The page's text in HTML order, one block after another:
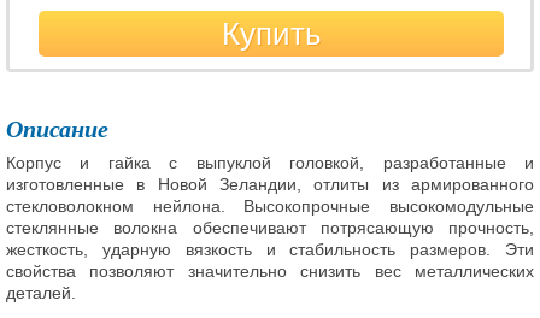
Купить
Описание
Корпус и гайка с выпуклой головкой, разработанные и
изготовленные в Новой Зеландии, отлиты из армированного
стекловолокном нейлона. Высокопрочные высокомодульные
стеклянные волокна обеспечивают потрясающую прочность,
жесткость, ударную вязкость и стабильность размеров. Эти
свойства позволяют значительно снизить вес металлических
деталей.